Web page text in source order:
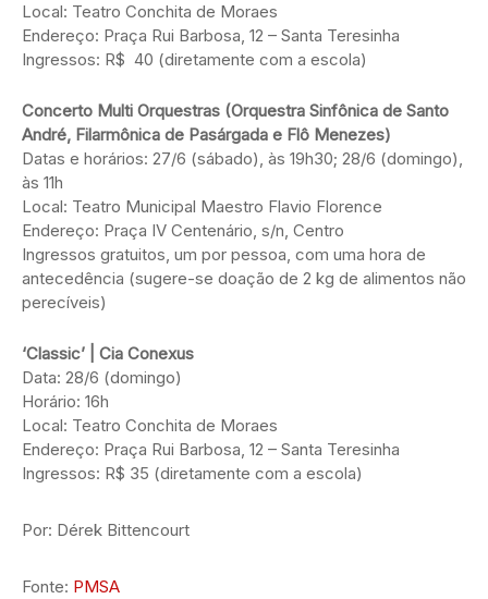
Local: Teatro Conchita de Moraes
Endereço: Praça Rui Barbosa, 12 – Santa Teresinha
Ingressos: R$ 40 (diretamente com a escola)
Concerto Multi Orquestras (Orquestra Sinfônica de Santo
André, Filarmônica de Pasárgada e Flô Menezes)
Datas e horários: 27/6 (sábado), às 19h30; 28/6 (domingo),
às 11h
Local: Teatro Municipal Maestro Flavio Florence
Endereço: Praça IV Centenário, s/n, Centro
Ingressos gratuitos, um por pessoa, com uma hora de
antecedência (sugere-se doação de 2 kg de alimentos não
perecíveis)
‘Classic’ | Cia Conexus
Data: 28/6 (domingo)
Horário: 16h
Local: Teatro Conchita de Moraes
Endereço: Praça Rui Barbosa, 12 – Santa Teresinha
Ingressos: R$ 35 (diretamente com a escola)
Por: Dérek Bittencourt
Fonte: PMSA